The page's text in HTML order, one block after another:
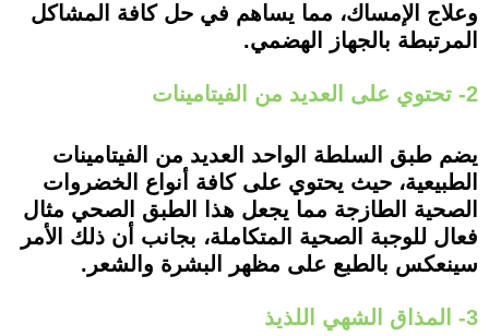
وعلاج الإمساك، مما يساهم في حل كافة المشاكل
المرتبطة بالجهاز الهضمي.
2- تحتوي على العديد من الفيتامينات
يضم طبق السلطة الواحد العديد من الفيتامينات
الطبيعية، حيث يحتوي على كافة أنواع الخضروات
الصحية الطازجة مما يجعل هذا الطبق الصحي مثال
فعال للوجبة الصحية المتكاملة، بجانب أن ذلك الأمر
سينعكس بالطبع على مظهر البشرة والشعر.
3- المذاق الشهي اللذيذ